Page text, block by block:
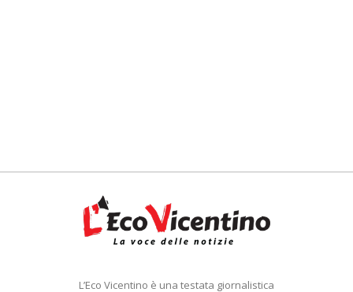
L’Eco Vicentino è una testata giornalistica